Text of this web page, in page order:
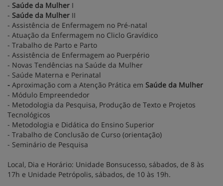
- Saúde da Mulher I
- Saúde da Mulher II
- Assistência de Enfermagem no Pré-natal
- Atuação da Enfermagem no Cliclo Gravídico
- Trabalho de Parto e Parto
- Assistência de Enfermagem ao Puerpério
- Novas Tendências na Saúde da Mulher
- Saúde Materna e Perinatal
- Aproximação com a Atenção Prática em Saúde da Mulher
- Módulo Empreendedor
- Metodologia da Pesquisa, Produção de Texto e Projetos
Tecnológicos
- Metodologia e Didática do Ensino Superior
- Trabalho de Conclusão de Curso (orientação)
- Seminário de Pesquisa
Local, Dia e Horário: Unidade Bonsucesso, sábados, de 8 às
17h e Unidade Petrópolis, sábados, de 10 às 19h.